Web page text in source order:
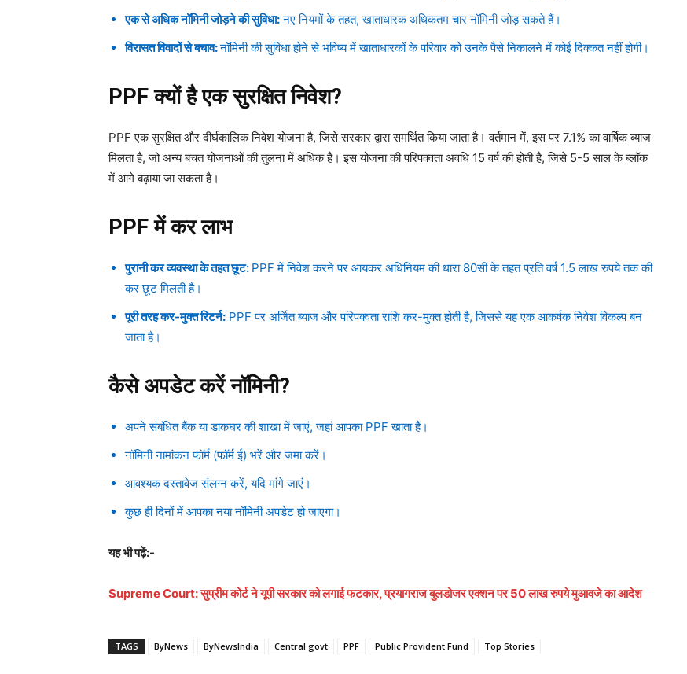
एक से अधिक नॉमिनी जोड़ने की सुविधा:नए नियमों के तहत, खाताधारक अधिकतम चार नॉमिनी जोड़ सकते हैं।
विरासत विवादों से बचाव:नॉमिनी की सुविधा होने से भविष्य में खाताधारकों के परिवार को उनके पैसे निकालने में कोई दिक्कत नहीं होगी।
PPF क्यों है एक सुरक्षित निवेश?
PPF एक सुरक्षित और दीर्घकालिक निवेश योजना है, जिसे सरकार द्वारा समर्थित किया जाता है। वर्तमान में, इस पर 7.1% का वार्षिक ब्याज
मिलता है, जो अन्य बचत योजनाओं की तुलना में अधिक है। इस योजना की परिपक्वता अवधि 15 वर्ष की होती है, जिसे 5-5 साल के ब्लॉक
में आगे बढ़ाया जा सकता है।
PPF में कर लाभ
पुरानी कर व्यवस्था के तहत छूट: PPF में निवेश करने पर आयकर अधिनियम की धारा 80सी के तहत प्रति वर्ष 1.5 लाख रुपये तक की
कर छूट मिलती है।
पूरी तरह कर-मुक्त रिटर्न: PPF पर अर्जित ब्याज और परिपक्वता राशि कर-मुक्त होती है, जिससे यह एक आकर्षक निवेश विकल्प बन
जाता है।
कैसे अपडेट करें नॉमिनी?
अपने संबंधित बैंक या डाकघर की शाखा में जाएं, जहां आपका PPF खाता है।
नॉमिनी नामांकन फॉर्म (फॉर्म ई) भरें और जमा करें।
आवश्यक दस्तावेज संलग्न करें, यदि मांगे जाएं।
कुछ ही दिनों में आपका नया नॉमिनी अपडेट हो जाएगा।
यह भी पढ़ें:-
Supreme Court: सुप्रीम कोर्ट ने यूपी सरकार को लगाई फटकार, प्रयागराज बुलडोजर एक्शन पर 50 लाख रुपये मुआवजे का आदेश
TAGS ByNews ByNewsIndia Central govt PPF Public Provident Fund Top Stories